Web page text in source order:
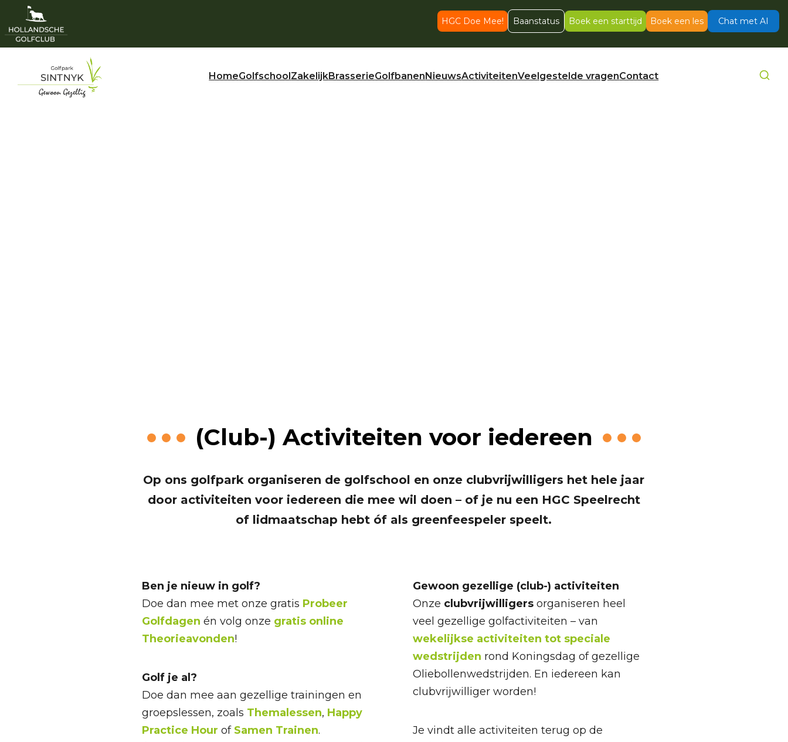
HGC Doe Mee! Baanstatus Boek een starttijd Boek een les Chat met AI
HomeGolfschoolZakelijkBrasserieGolfbanenNieuwsActiviteitenVeelgestelde vragenContact
(Club-) Activiteiten voor iedereen
Op ons golfpark organiseren de golfschool en onze clubvrijwilligers het hele jaar
door activiteiten voor iedereen die mee wil doen – of je nu een HGC Speelrecht
of lidmaatschap hebt óf als greenfeespeler speelt.
Ben je nieuw in golf?
Doe dan mee met onze gratis Probeer
Golfdagen én volg onze gratis online
Theorieavonden!
Golf je al?
Doe dan mee aan gezellige trainingen en
groepslessen, zoals Themalessen, Happy
Practice Hour of Samen Trainen.
Gewoon gezellige (club-) activiteiten
Onze clubvrijwilligersorganiseren heel
veel gezellige golfactiviteiten – van
wekelijkse activiteiten tot speciale
wedstrijden rond Koningsdag of gezellige
Oliebollenwedstrijden. En iedereen kan
clubvrijwilliger worden!
Je vindt alle activiteiten terug op de